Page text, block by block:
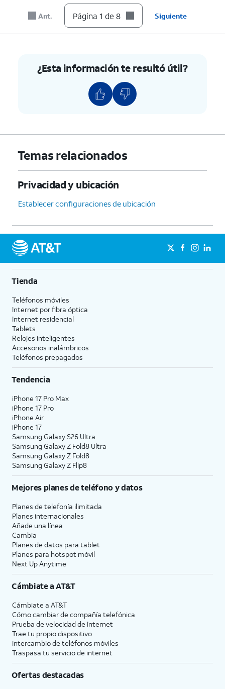
¡Completaste los pasos!
Ant. Página 1 de 8 Siguiente
¿Esta información te resultó útil?
Temas relacionados
Privacidad y ubicación
Establecer configuraciones de ubicación
Tienda
Teléfonos móviles
Internet por fibra óptica
Internet residencial
Tablets
Relojes inteligentes
Accesorios inalámbricos
Teléfonos prepagados
Tendencia
iPhone 17 Pro Max
iPhone 17 Pro
iPhone Air
iPhone 17
Samsung Galaxy S26 Ultra
Samsung Galaxy Z Fold8 Ultra
Samsung Galaxy Z Fold8
Samsung Galaxy Z Flip8
Mejores planes de teléfono y datos
Planes de telefonía ilimitada
Planes internacionales
Añade una línea
Cambia
Planes de datos para tablet
Planes para hotspot móvil
Next Up Anytime
Cámbiate aAT&T
Cámbiate a AT&T
Cómo cambiar de compañía telefónica
Prueba de velocidad de Internet
Trae tu propio dispositivo
Intercambio de teléfonos móviles
Traspasa tu servicio de internet
Ofertas destacadas